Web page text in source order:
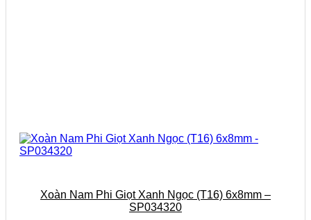
Xoàn Nam Phi Giọt Xanh Ngọc (T16) 6x8mm –
SP034320